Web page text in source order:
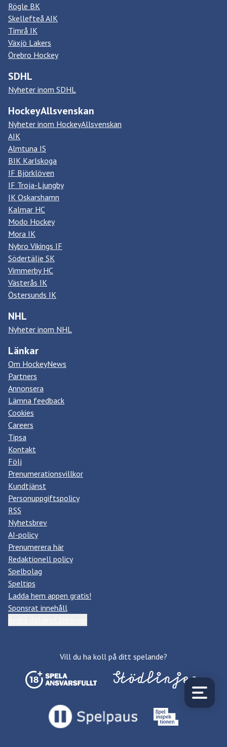
Rögle BK
Skellefteå AIK
Timrå IK
Växjö Lakers
Örebro Hockey
SDHL
Nyheter inom SDHL
HockeyAllsvenskan
Nyheter inom HockeyAllsvenskan
AIK
Almtuna IS
BIK Karlskoga
IF Björklöven
IF Troja-Ljungby
IK Oskarshamn
Kalmar HC
Modo Hockey
Mora IK
Nybro Vikings IF
Södertälje SK
Vimmerby HC
Västerås IK
Östersunds IK
NHL
Nyheter inom NHL
Länkar
Om HockeyNews
Partners
Annonsera
Lämna feedback
Cookies
Careers
Tipsa
Kontakt
Följ
Prenumerationsvillkor
Kundtjänst
Personuppgiftspolicy
RSS
Nyhetsbrev
AI-policy
Prenumerera här
Redaktionell policy
Spelbolag
Speltips
Ladda hem appen gratis!
Sponsrat innehåll
Vill du ha koll på ditt spelande?